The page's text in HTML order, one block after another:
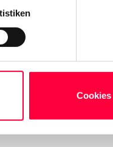
the PASCOM server.